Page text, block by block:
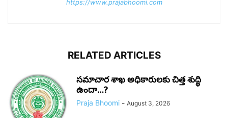
https://www.prajabhoomi.com
RELATED ARTICLES
సమాచార శాఖ అధికారులకు చిత్త శుద్ధి
ఉందా…?
Praja Bhoomi - August 3, 2026